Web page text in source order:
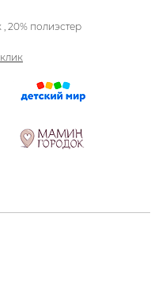
20% полиэстер